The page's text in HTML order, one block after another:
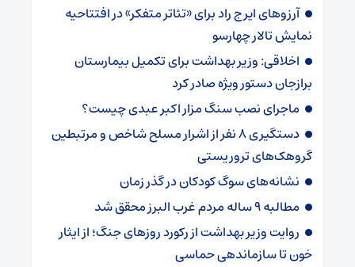
آرزوهای ایرج راد برای «تئاتر متفکر» در افتتاحیه
نمایش تالار چهارسو
اخلاقی: وزیر بهداشت برای تکمیل بیمارستان
برازجان دستور ویژه‌ صادر کرد
ماجرای نصب سنگ مزار اکبر عبدی چیست؟
دستگیری 8 نفر از اشرار مسلح شاخص و مرتبطین
گروهک‌های تروریستی
نشانه‌های سوگ کودکان در گذر زمان
مطالبه ۹ ساله مردم غرب البرز محقق شد
روایت وزیر بهداشت از رکورد روزهای جنگ؛ از ایثار
خون تا سازماندهی حماسی